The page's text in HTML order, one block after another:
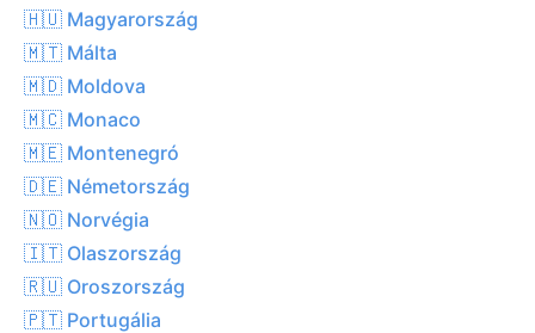
🇭🇺 Magyarország
🇲🇹 Málta
🇲🇩 Moldova
🇲🇨 Monaco
🇲🇪 Montenegró
🇩🇪 Németország
🇳🇴 Norvégia
🇮🇹 Olaszország
🇷🇺 Oroszország
🇵🇹 Portugália